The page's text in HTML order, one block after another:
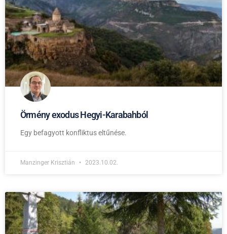
Örmény exodus Hegyi-Karabahból
Egy befagyott konfliktus eltűnése.
Manzinger Krisztián 2023.10.02.